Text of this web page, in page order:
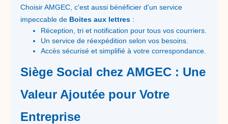
Choisir AMGEC, c'est aussi bénéficier d'un service
impeccable de Boites aux lettres :
Réception, tri et notification pour tous vos courriers.
Un service de réexpédition selon vos besoins.
Accès sécurisé et simplifié à votre correspondance.
Siège Social chez AMGEC : Une
Valeur Ajoutée pour Votre
Entreprise